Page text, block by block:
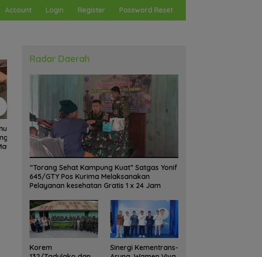
Account Login Register Password Reset
Korem 132/Tadulako dan
Warga Gotong Royong
Bersihkan Gedung Juang Palu
Wamen Viva Yoga: Kawasan
Rajungan Ke Pasar Global
Radar Daerah
“Torang Sehat Kampung Kuat” Satgas Yonif
645/GTY Pos Kurima Melaksanakan
Pelayanan kesehatan Gratis 1 x 24 Jam
Korem
Sinergi Kementrans-